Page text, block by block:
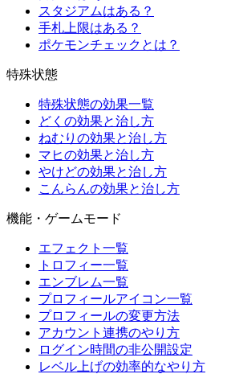
スタジアムはある？
手札上限はある？
ポケモンチェックとは？
特殊状態
特殊状態の効果一覧
どくの効果と治し方
ねむりの効果と治し方
マヒの効果と治し方
やけどの効果と治し方
こんらんの効果と治し方
機能・ゲームモード
エフェクト一覧
トロフィー一覧
エンブレム一覧
プロフィールアイコン一覧
プロフィールの変更方法
アカウント連携のやり方
ログイン時間の非公開設定
レベル上げの効率的なやり方